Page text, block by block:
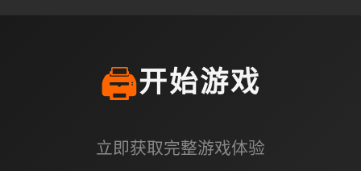
🖨️开始游戏
立即获取完整游戏体验